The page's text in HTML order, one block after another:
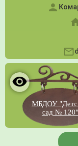
МБДОУ
сад № 120"